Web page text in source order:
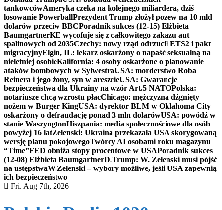
tankowcówAmeryka czeka na kolejnego miliardera, dziś
losowanie PowerballPrezydent Trump złożył pozew na 10 mld
dolarów przeciw BBCPoradnik sukces (12-15) Elżbieta
BaumgartnerKE wycofuje się z całkowitego zakazu aut
spalinowych od 2035Czechy: nowy rząd odrzucił ETS2 i pakt
migracyjnyElgin, IL: lekarz oskarżony o napaść seksualną na
nieletniej osobieKalifornia: 4 osoby oskarżone o planowanie
ataków bombowych w SylwestraUSA: morderstwo Roba
Reinera i jego żony, syn w areszcieUSA: Gwarancje
bezpieczeństwa dla Ukrainy na wzór Art.5 NATOPolska:
notariusze chcą wzrostu płacChicago: mężczyzna dźgnięty
nożem w Burger KingUSA: dyrektor BLM w Oklahoma City
oskarżony o defraudację ponad 3 mln dolarówUSA: powódź w
stanie WaszyngtonHiszpania: media społecznościowe dla osób
powyżej 16 latZełenski: Ukraina przekazała USA skorygowaną
wersję planu pokojowegoTwórcy AI osobami roku magazynu
“Time”FED obniża stopy procentowe w USAPoradnik sukces
(12-08) Elżbieta BaumgartnerD.Trump: W. Zełenski musi pójść
na ustępstwaW.Zełenski – wybory możliwe, jeśli USA zapewnią
ich bezpieczeństwo
Fri. Aug 7th, 2026